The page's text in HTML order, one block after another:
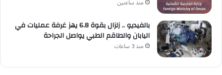
منذ ساعتين
بالفيديو .. زلزال بقوة 6.8 يهز غرفة عمليات في
اليابان والطاقم الطبي يواصل الجراحة
منذ 3 ساعات